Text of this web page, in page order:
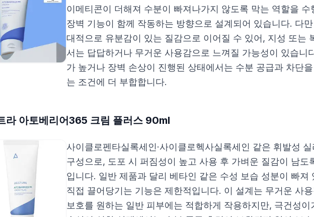
이메티콘이 더해져 수분이 빠져나가지 않도록 막는 역할을 수
장벽 기능이 함께 작동하는 방향으로 설계되어 있습니다. 다
대적으로 유분감이 있는 질감으로 이어질 수 있어, 지성 또는
서는 답답하거나 무거운 사용감으로 느껴질 가능성이 있습니
가 높거나 장벽 손상이 진행된 상태에서는 수분 공급과 차단
는 조건에 더 부합합니다.
라 아토베리어365 크림 플러스 90ml
사이클로펜타실록세인·사이클로헥사실록세인 같은 휘발성
구성으로, 도포 시 퍼짐성이 높고 사용 후 가벼운 질감이 남도
입니다. 일반 제품과 달리 베타인 같은 수성 보습 성분이 빠져
직접 끌어당기는 기능은 제한적입니다. 이 설계는 무거운 사
보호를 원하는 일반 피부에는 적합하게 작용하지만, 극건성이